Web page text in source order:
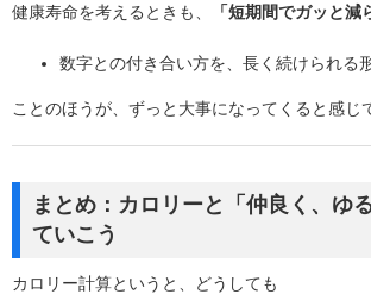
健康寿命を考えるときも、 「短期間でガッと減
数字との付き合い方を、長く続けられる
ことのほうが、ずっと大事になってくると感じ
まとめ：カロリーと「仲良く、ゆ
ていこう
カロリー計算というと、どうしても